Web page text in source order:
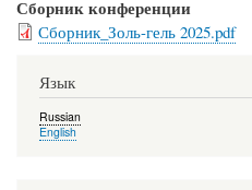
Сборник конференции
Сборник_Золь-гель 2025.pdf
Язык
Russian
English